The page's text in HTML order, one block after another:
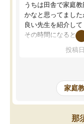
うちは田舎で家庭
かなと思ってまし
良い先生を紹介し
その時間になると
を開いてzoomを繋
た！5科目なんでも
めて1年ほどだった
科目が増えてきま
であるので無料の
がら頑張って欲し
投稿
家庭
那